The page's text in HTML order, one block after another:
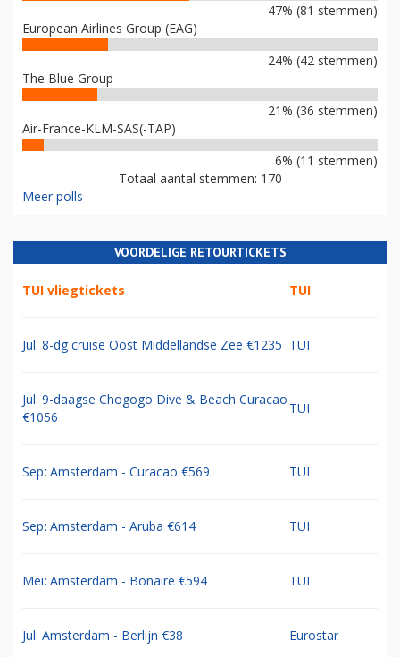
47% (81 stemmen)
European Airlines Group (EAG)
24% (42 stemmen)
The Blue Group
21% (36 stemmen)
Air-France-KLM-SAS(-TAP)
6% (11 stemmen)
Totaal aantal stemmen: 170
Meer polls
VOORDELIGE RETOURTICKETS
TUI vliegtickets TUI
Jul: 8-dg cruise Oost Middellandse Zee €1235 TUI
Jul: 9-daagse Chogogo Dive & Beach Curacao
€1056
TUI
Sep: Amsterdam - Curacao €569 TUI
Sep: Amsterdam - Aruba €614 TUI
Mei: Amsterdam - Bonaire €594 TUI
Jul: Amsterdam - Berlijn €38 Eurostar